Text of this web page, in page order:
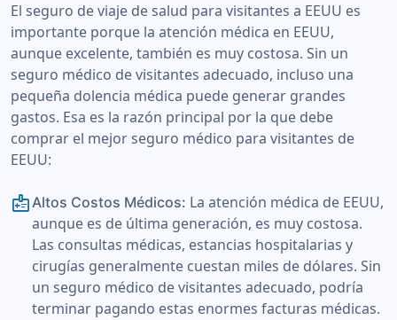
El seguro de viaje de salud para visitantes a EEUU es
importante porque la atención médica en EEUU,
aunque excelente, también es muy costosa. Sin un
seguro médico de visitantes adecuado, incluso una
pequeña dolencia médica puede generar grandes
gastos. Esa es la razón principal por la que debe
comprar el mejor seguro médico para visitantes de
EEUU:
medical_informationAltos Costos Médicos: La atención médica de EEUU,
aunque es de última generación, es muy costosa.
Las consultas médicas, estancias hospitalarias y
cirugías generalmente cuestan miles de dólares. Sin
un seguro médico de visitantes adecuado, podría
terminar pagando estas enormes facturas médicas.